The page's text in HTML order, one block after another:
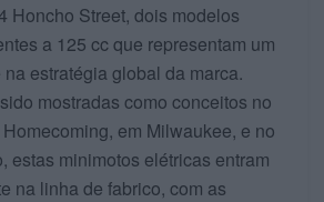
Honcho Street, dois modelos
a 125 cc que representam um
estratégia global da marca.
mostradas como conceitos no
em Milwaukee, e no
estas minimotos elétricas entram
na linha de fabrico, com as